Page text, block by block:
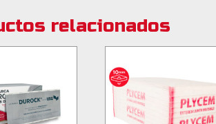
relacionados